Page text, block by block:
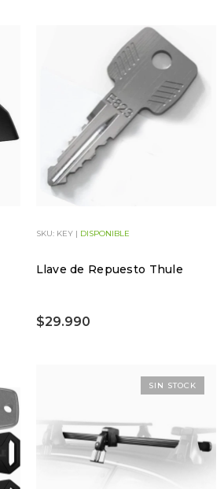
SKU: KEY | DISPONIBLE
Llave de Repuesto Thule
$29.990
SIN STOCK